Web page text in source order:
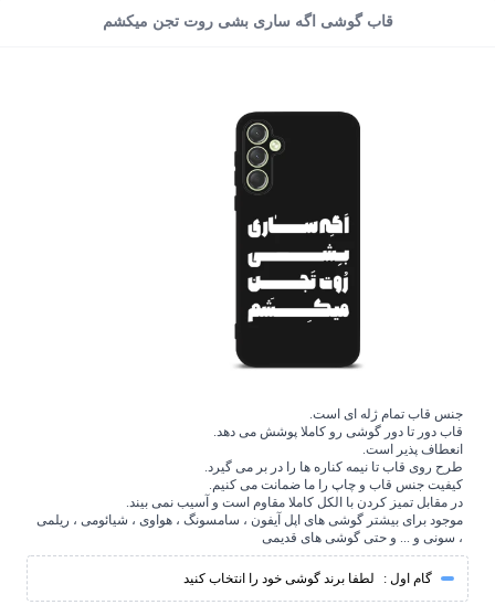
قاب گوشی اگه ساری بشی روت تجن میکشم
جنس قاب تمام ژله ای است.
قاب دور تا دور گوشی رو کاملا پوشش می دهد.
انعطاف پذیر است.
طرح روی قاب تا نیمه کناره ها را در بر می گیرد.
کیفیت جنس قاب و چاپ را ما ضمانت می کنیم.
در مقابل تمیز کردن با الکل کاملا مقاوم است و آسیب نمی بیند.
موجود برای بیشتر گوشی های اپل آیفون ، سامسونگ ، هواوی ، شیائومی ، ریلمی
، سونی و ... و حتی گوشی های قدیمی
گام اول : لطفا برند گوشی خود را انتخاب کنید